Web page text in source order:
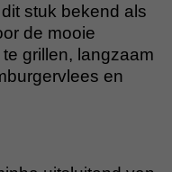
stuk bekend als
de mooie
grillen, langzaam
en